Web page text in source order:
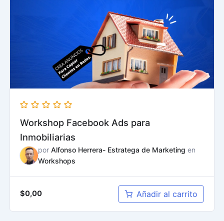
Workshop Facebook Ads para
Inmobiliarias
por Alfonso Herrera- Estratega de Marketing en
Workshops
$0,00 Añadir al carrito